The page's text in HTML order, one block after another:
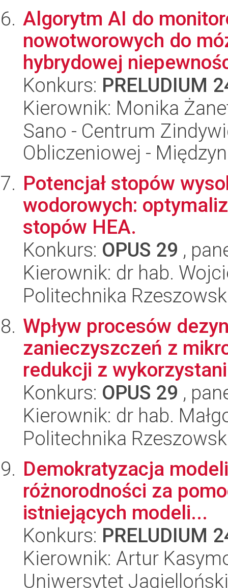
Algorytm AI do
nowotworowych do
hybrydowej
Konkurs: PRELUDIUM
Kierownik: Monika
Sano - Centrum
Obliczeniowej -
Potencjał stopów
wodorowych:
stopów HEA.
Konkurs: OPUS 29 ,
Kierownik: dr hab.
Politechnika
Wpływ procesów
zanieczyszczeń z
redukcji z
Konkurs: OPUS 29 ,
Kierownik: dr hab.
Politechnika
Demokratyzacja
różnorodności za
istniejących modeli...
Konkurs: PRELUDIUM
Kierownik: Artur
Uniwersytet Jagielloński